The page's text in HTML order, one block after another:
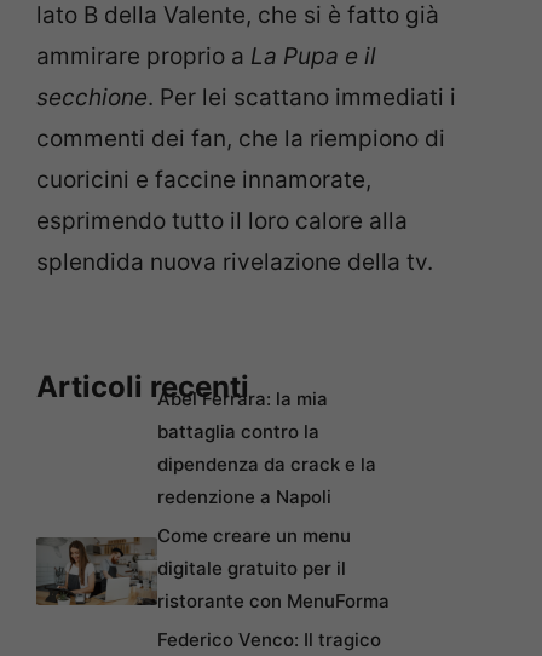
lato B della Valente, che si è fatto già
ammirare proprio a La Pupa e il
secchione. Per lei scattano immediati i
commenti dei fan, che la riempiono di
cuoricini e faccine innamorate,
esprimendo tutto il loro calore alla
splendida nuova rivelazione della tv.
Articoli recenti
Abel Ferrara: la mia
battaglia contro la
dipendenza da crack e la
redenzione a Napoli
Come creare un menu
digitale gratuito per il
ristorante con MenuForma
Federico Venco: Il tragico